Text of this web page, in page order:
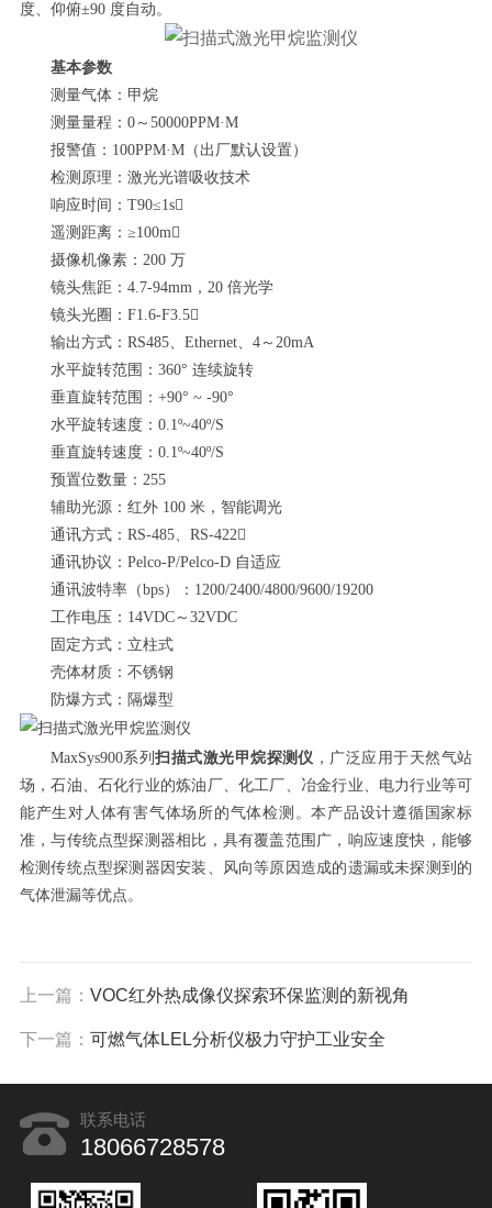
度、仰俯±90 度自动。
基本参数
测量气体：甲烷
测量量程：0～50000PPM·M
报警值：100PPM·M（出厂默认设置）
检测原理：激光光谱吸收技术
响应时间：T90≤1s
遥测距离：≥100m
摄像机像素：200 万
镜头焦距：4.7-94mm，20 倍光学
镜头光圈：F1.6-F3.5
输出方式：RS485、Ethernet、4～20mA
水平旋转范围：360° 连续旋转
垂直旋转范围：+90° ~ -90°
水平旋转速度：0.1º~40º/S
垂直旋转速度：0.1º~40º/S
预置位数量：255
辅助光源：红外 100 米，智能调光
通讯方式：RS-485、RS-422
通讯协议：Pelco-P/Pelco-D 自适应
通讯波特率（bps）：1200/2400/4800/9600/19200
工作电压：14VDC～32VDC
固定方式：立柱式
壳体材质：不锈钢
防爆方式：隔爆型
MaxSys900系列扫描式激光甲烷探测仪 ，广泛应用于天然气站
场，石油、石化行业的炼油厂、化工厂、冶金行业、电力行业等可
能产生对人体有害气体场所的气体检测。本产品设计遵循国家标
准，与传统点型探测器相比，具有覆盖范围广，响应速度快，能够
检测传统点型探测器因安装、风向等原因造成的遗漏或未探测到的
气体泄漏等优点。
上一篇： VOC红外热成像仪探索环保监测的新视角
下一篇： 可燃气体LEL分析仪极力守护工业安全
联系电话
18066728578